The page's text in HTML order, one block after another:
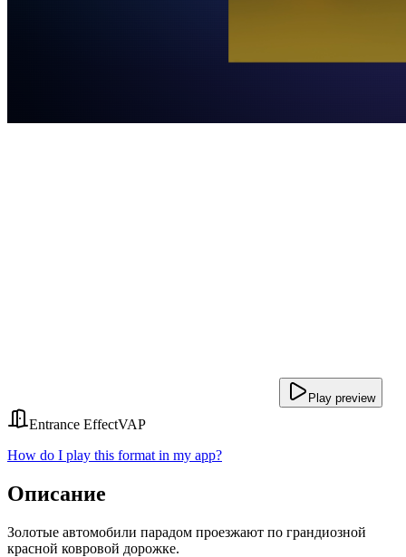
Play preview
Entrance EffectVAP
How do I play this format in my app?
Описание
Золотые автомобили парадом проезжают по грандиозной
красной ковровой дорожке.